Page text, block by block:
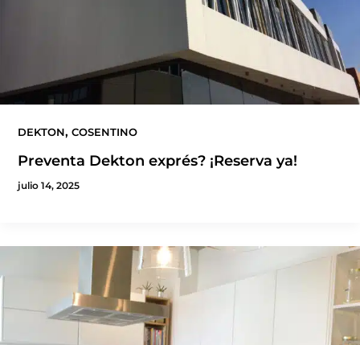
DEKTON, COSENTINO
Preventa Dekton exprés? ¡Reserva ya!
julio 14, 2025